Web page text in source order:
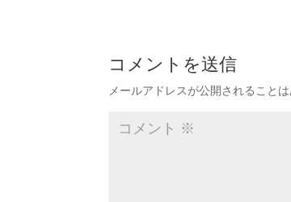
コメントを送信
メールアドレスが公開されることは